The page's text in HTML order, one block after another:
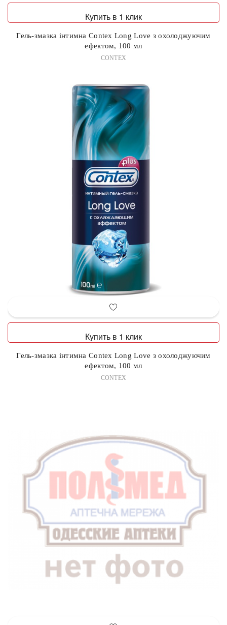
Купить в 1 клик
Гель-змазка інтимна Contex Long Love з охолоджуючим
ефектом, 100 мл
CONTEX
Купить в 1 клик
Гель-змазка інтимна Contex Long Love з охолоджуючим
ефектом, 100 мл
CONTEX